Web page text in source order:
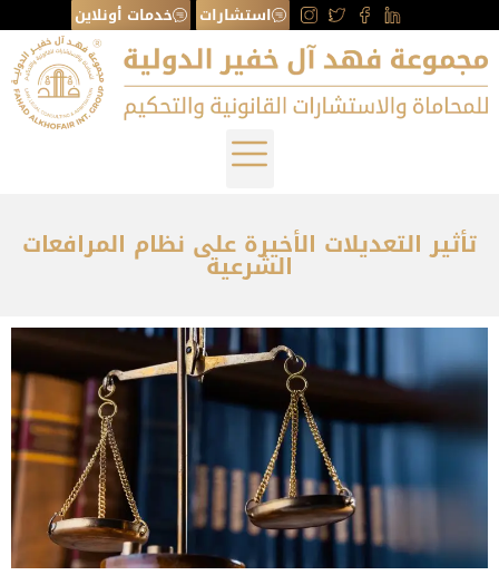
استشارات خدمات أونلاين
تأثير التعديلات الأخيرة على نظام المرافعات
الشرعية